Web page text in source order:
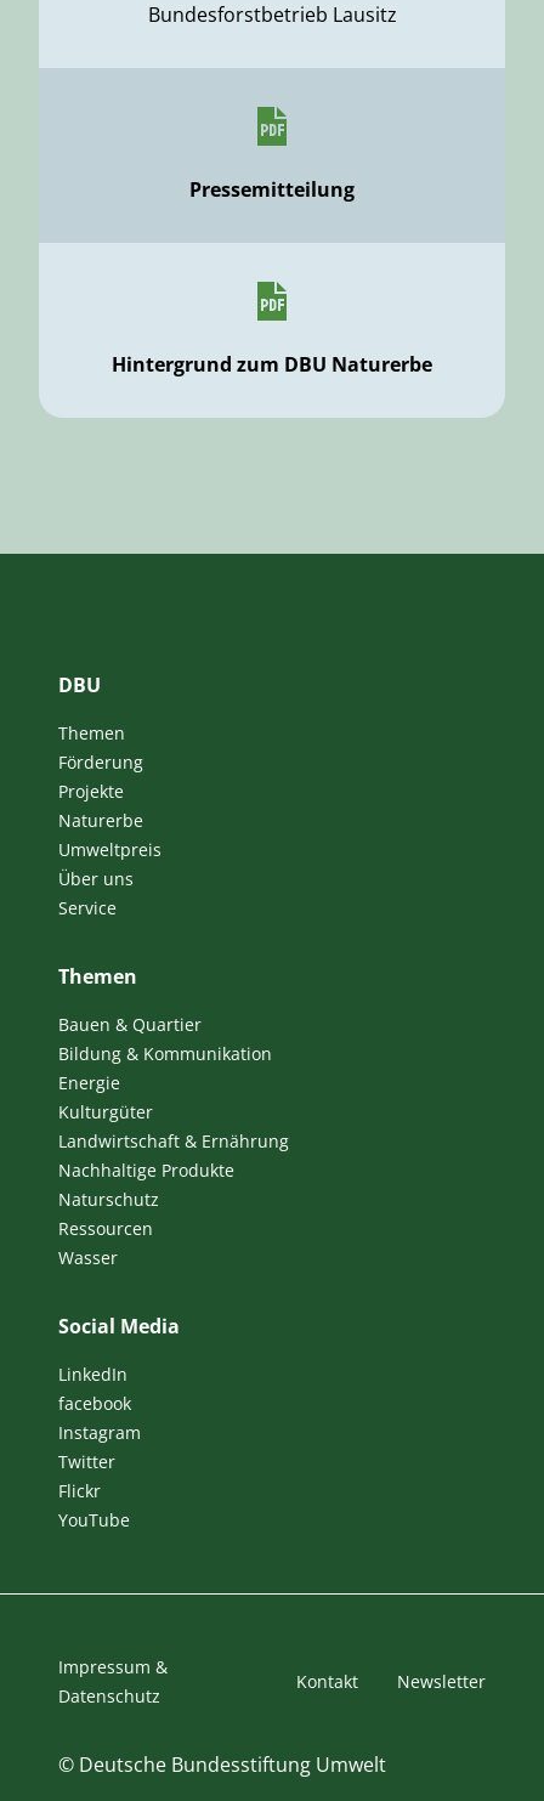
Bundesforstbetrieb Lausitz
Pressemitteilung
Hintergrund zum DBU Naturerbe
DBU
Themen
Förderung
Projekte
Naturerbe
Umweltpreis
Über uns
Service
Themen
Bauen & Quartier
Bildung & Kommunikation
Energie
Kulturgüter
Landwirtschaft & Ernährung
Nachhaltige Produkte
Naturschutz
Ressourcen
Wasser
Social Media
LinkedIn
facebook
Instagram
Twitter
Flickr
YouTube
© Deutsche Bundesstiftung Umwelt
Impressum &
Datenschutz
Kontakt Newsletter